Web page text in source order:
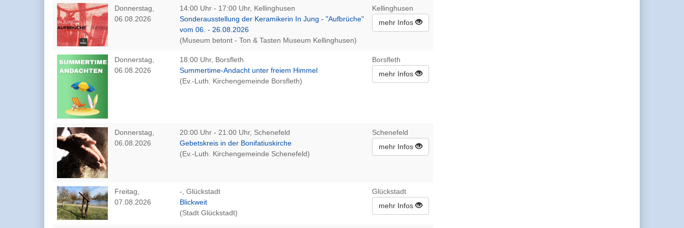
Donnerstag,
06.08.2026
14:00 Uhr - 17:00 Uhr, Kellinghusen
Sonderausstellung der Keramikerin In Jung - "Aufbrüche"
vom 06. - 26.08.2026
(Museum betont - Ton & Tasten Museum Kellinghusen)
Kellinghusen
mehr Infos
Donnerstag,
06.08.2026
18:00 Uhr, Borsfleth
Summertime-Andacht unter freiem Himmel
(Ev.-Luth. Kirchengemeinde Borsfleth)
Borsfleth
mehr Infos
Donnerstag,
06.08.2026
20:00 Uhr - 21:00 Uhr, Schenefeld
Gebetskreis in der Bonifatiuskirche
(Ev.-Luth. Kirchengemeinde Schenefeld)
Schenefeld
mehr Infos
Freitag,
07.08.2026
-, Glückstadt
Blickweit
(Stadt Glückstadt)
Glückstadt
mehr Infos